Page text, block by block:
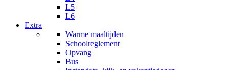
L5
L6
Extra
Warme maaltijden
Schoolreglement
Opvang
Bus